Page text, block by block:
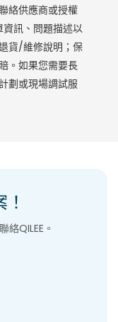
絡供應商或授權
訊、問題描述以
貨/維修說明；保
。如果您需要長
劃或現場調試服
QILEE。